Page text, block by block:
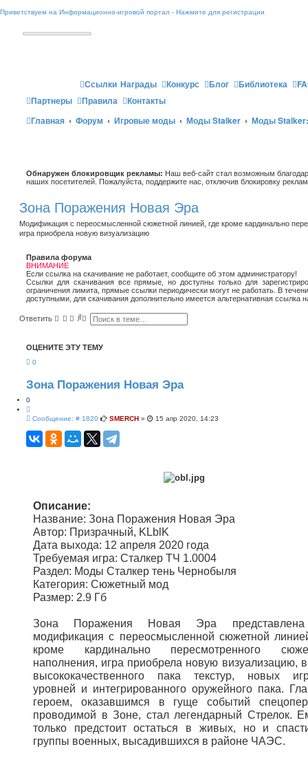
Приветствуем на Информационно-игровой портал - Нажмите для регистрации
Ссылки Награды Конкурс Блог Библиотека
Партнеры
Правила
Контакты
Главная
Форум Игровые моды Моды Stalker Моды
Обнаружен блокировщик рекламы: Наш веб-сайт стал возможным
наших посетителей. Пожалуйста, поддержите нас, отключив блокировку
Зона Поражения Новая Эра
Модификация с переосмысленной сюжетной линией, где кроме кардинально
игра приобрела новую визуализацию
Правила форума
ВНИМАНИЕ
Если ссылка на скачивание не работает, сообщите об этом администратору!
Ссылки для скачивания все прямые, но доступны только для
ограничения лимита, прямые ссылки периодически могут не работать. В
доступными, для скачивания дополнительно имеется альтернативная ссылка
Ответить
П
к
Р
и
н
ы
о
и
с
к
ОЦЕНИТЕ ЭТУ ТЕМУ
0
Зона Поражения Новая Эра
0
и
а
т
Сообщение: # 1820С
о
SMERCH » 15 апр 2020, 14:23
Описание:
Название: Зона Поражения Новая Эра
Автор: Призрачный, KLblK
Дата выхода: 12 апреля 2020 года
Требуемая игра: Сталкер ТЧ 1.0004
Раздел: Моды Сталкер тень Чернобыля
Категория: Сюжетный мод
Размер: 2.9 Гб
Зона Поражения Новая Эра
модификация с переосмысленной сюжетной
кроме кардинально пересмотренного
наполнения, игра приобрела новую визуализацию,
высококачественного пака текстур, новых
уровней и интегрированного оружейного пака.
героем, оказавшимся в гуще событий
проводимой в Зоне, стал легендарный Стрелок.
только предстоит остаться в живых, но и
группы военных, высадившихся в районе ЧАЭС.